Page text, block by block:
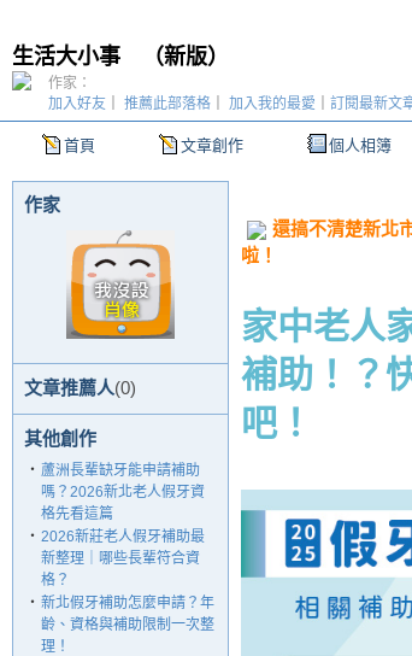
生活大小事 （新版）
首頁 文章創作 個人相簿
加入好友 推薦此部落格 加入我的最愛 訂閱最新文
作家：
作家
文章推薦人(0)
其他創作
‧ 蘆洲長輩缺牙能申請補助
嗎？2026新北老人假牙資
格先看這篇
‧ 2026新莊老人假牙補助最
新整理｜哪些長輩符合資
格？
‧ 新北假牙補助怎麼申請？年
齡、資格與補助限制一次整
理！
還搞不清楚新北
啦！
家中老人
補助！？
吧！